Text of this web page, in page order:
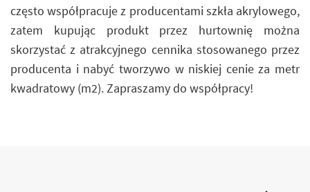
często współpracuje z producentami szkła akrylowego,
zatem kupując produkt przez hurtownię można
skorzystać z atrakcyjnego cennika stosowanego przez
producenta i nabyć tworzywo w niskiej cenie za metr
kwadratowy (m2). Zapraszamy do współpracy!